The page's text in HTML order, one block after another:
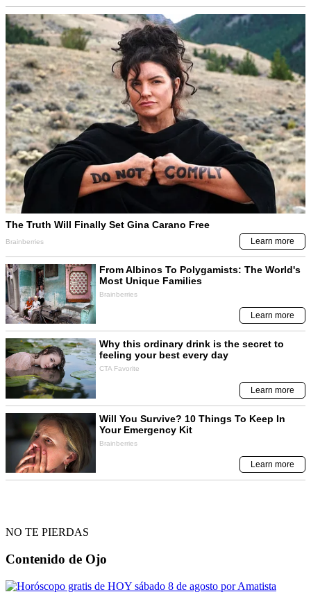
NO TE PIERDAS
Contenido de Ojo